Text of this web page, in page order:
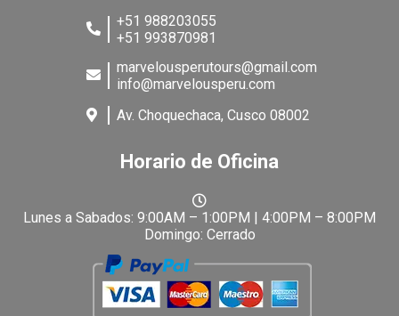
+51 988203055
+51 993870981
marvelousperutours@gmail.com
info@marvelousperu.com
Av. Choquechaca, Cusco 08002
Horario de Oficina
Lunes a Sabados: 9:00AM – 1:00PM | 4:00PM – 8:00PM
Domingo: Cerrado